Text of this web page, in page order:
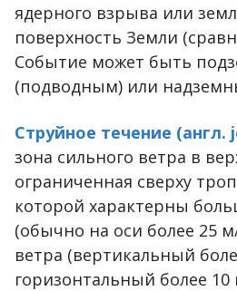
ядерного взрыва или
поверхность Земли
Событие может быть
(подводным) или
Струйное течение (англ.
зона сильного ветра в
ограниченная сверху
которой характерны
(обычно на оси более 25
ветра (вертикальный
горизонтальный более 10